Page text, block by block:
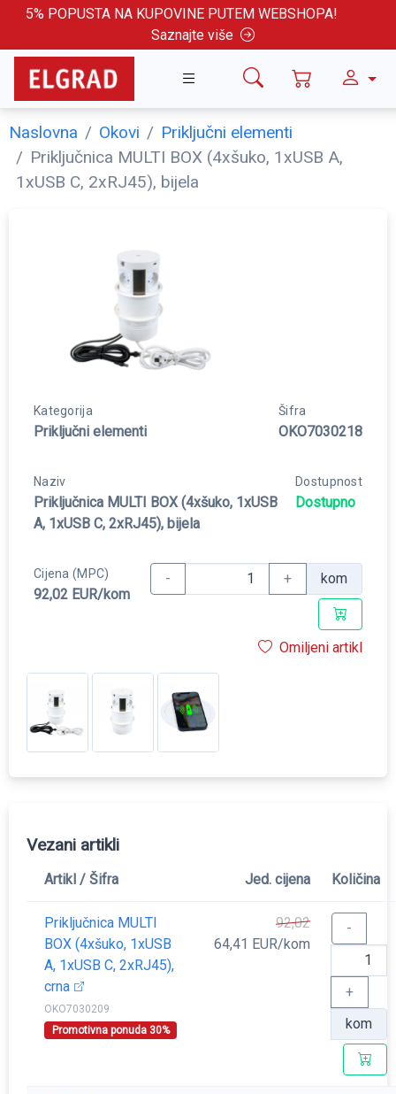
5% POPUSTA NA KUPOVINE PUTEM WEBSHOPA!
Saznajte više
Naslovna Okovi
Priključni elementi
Priključnica MULTI BOX (4xšuko, 1xUSB A,
1xUSB C, 2xRJ45), bijela
Kategorija
Priključni elementi
Šifra
OKO7030218
Naziv
Priključnica MULTI BOX (4xšuko, 1xUSB
A, 1xUSB C, 2xRJ45), bijela
Dostupnost
Dostupno
Cijena (MPC)
92,02 EUR/kom
- + kom
Omiljeni artikl
Vezani artikli
Artikl / Šifra Jed. cijena Količina
Priključnica MULTI
BOX (4xšuko, 1xUSB
A, 1xUSB C, 2xRJ45),
crna
OKO7030209
Promotivna ponuda 30%
92,02
64,41 EUR/kom
-
+
kom